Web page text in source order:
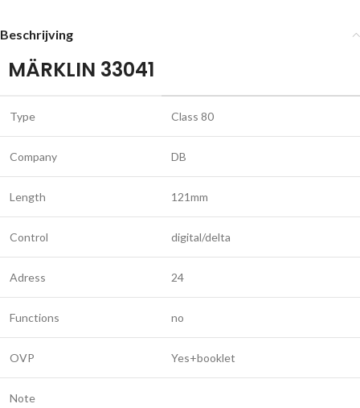
Beschrijving
MÄRKLIN 33041
Type Class 80
Company DB
Length 121mm
Control digital/delta
Adress 24
Functions no
OVP Yes+booklet
Note